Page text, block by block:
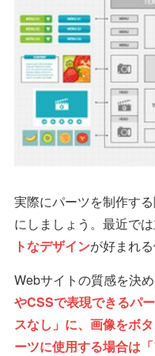
実際にパーツを制作する
にしましょう。最近で
トなデザインが好まれる
Webサイトの質感を決
やCSSで表現できるパ
スなし」に、画像をボ
ーツに使用する場合は